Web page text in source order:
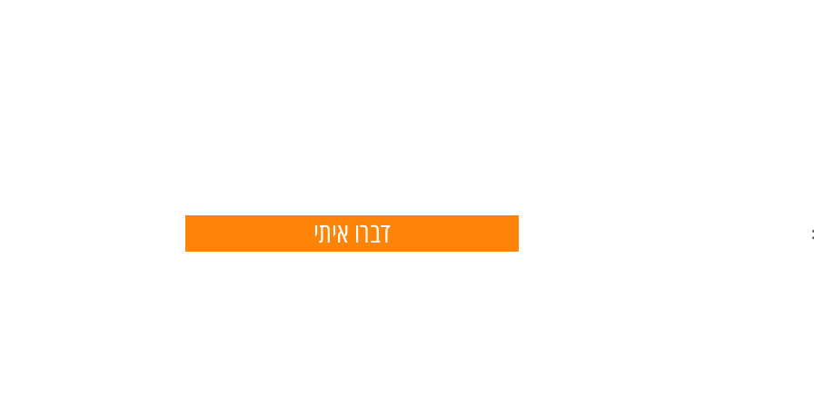
דברו איתי